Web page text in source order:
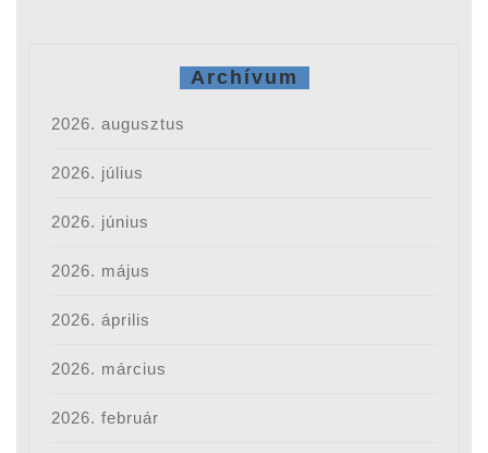
Archívum
2026. augusztus
2026. július
2026. június
2026. május
2026. április
2026. március
2026. február